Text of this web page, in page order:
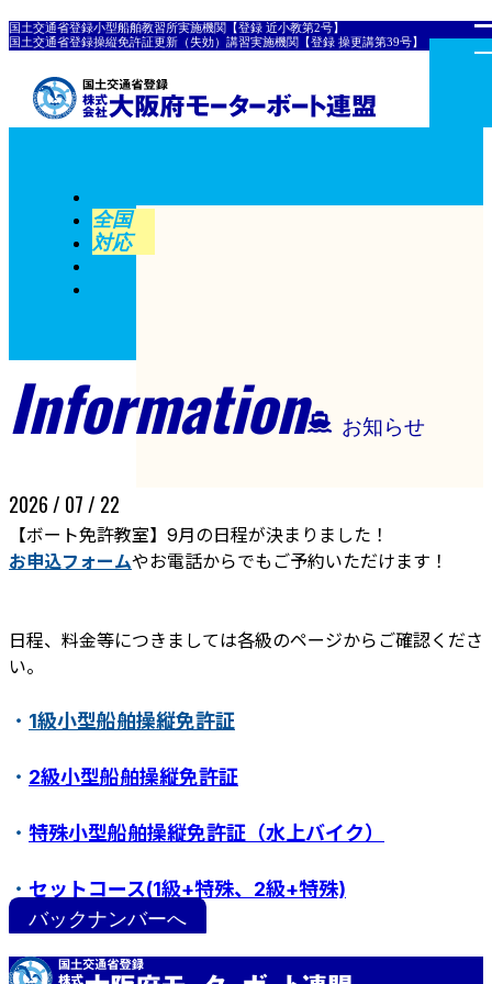
国土交通省登録小型船舶教習所実施機関【登録 近小教第2号】
国土交通省登録操縦免許証更新（失効）講習実施機関【登録 操更講第39号】
ボート免許教室
全国
対応
紛失･訂正手続き
小型船舶操縦免許証について
Information お知らせ
2026 / 07 / 22
【ボート免許教室】9月の日程が決まりました！
お申込フォームやお電話からでもご予約いただけます！
日程、料金等につきましては各級のページからご確認くださ
い。
・ 1級小型船舶操縦免許証
・ 2級小型船舶操縦免許証
・ 特殊小型船舶操縦免許証（水上バイク）
・ セットコース(1級+特殊、2級+特殊)
バックナンバーへ